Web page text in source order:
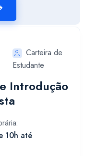
Carteira de
Estudante
Introdução
10h até